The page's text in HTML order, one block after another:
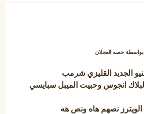
بواسطة حصه العجلان
الجديد القليزي شرمب
انجوس وحبيت الميبل سبايسي
نصهم هاه ونص هه